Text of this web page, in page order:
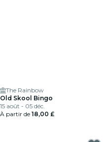
The Rainbow
Old Skool Bingo
15 août - 05 déc.
À partir de 18,00 £